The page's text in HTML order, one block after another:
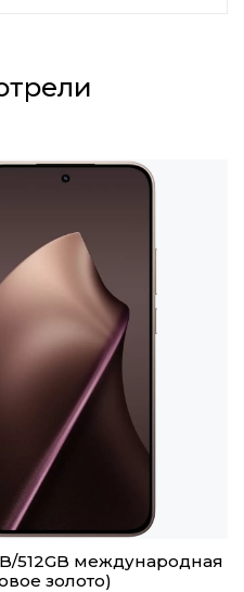
512GB международная
золото)